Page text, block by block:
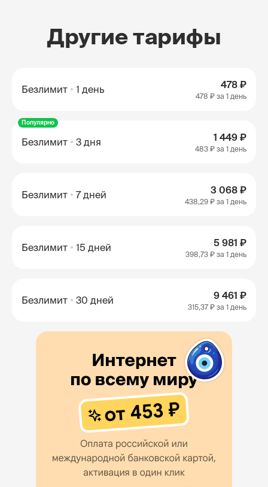
Другие тарифы
Безлимит 1 день 478 ₽
478 ₽ за 1 день
Популярно
Безлимит 3 дня 1 449 ₽
483 ₽ за 1 день
Безлимит 7 дней 3 068 ₽
438,29 ₽ за 1 день
Безлимит 15 дней 5 981 ₽
398,73 ₽ за 1 день
Безлимит 30 дней 9 461 ₽
315,37 ₽ за 1 день